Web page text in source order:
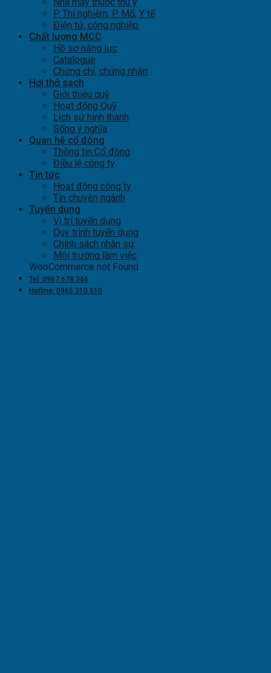
P. Thí nghiệm, P. Mổ, Y tế
Điện tử, công nghiệp
Chất lượng MCC
Hồ sơ năng lực
Catalogue
Chứng chỉ, chứng nhận
Hơi thở sạch
Giới thiệu quỹ
Hoạt động Quỹ
Lịch sử hình thành
Sống ý nghĩa
Quan hệ cổ đông
Thông tin Cổ đông
Điều lệ công ty
Tin tức
Hoạt động công ty
Tin chuyên ngành
Tuyển dụng
Vị trí tuyển dụng
Quy trình tuyển dụng
Chính sách nhân sự
Môi trường làm việc
WooCommerce not Found
Tel: 0967.678.346
Hotline: 0965.310.510